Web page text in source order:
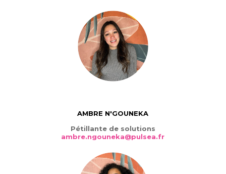
AMBRE N'GOUNEKA
Pétillante de solutions
ambre.ngouneka@pulsea.fr